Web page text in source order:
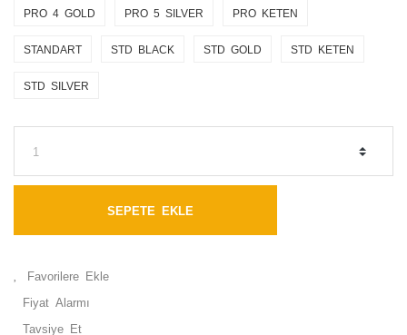
PRO 4 GOLD PRO 5 SILVER PRO KETEN
STANDART STD BLACK STD GOLD STD KETEN
STD SILVER
SEPETE EKLE
Fiyat Alarmı
Tavsiye Et